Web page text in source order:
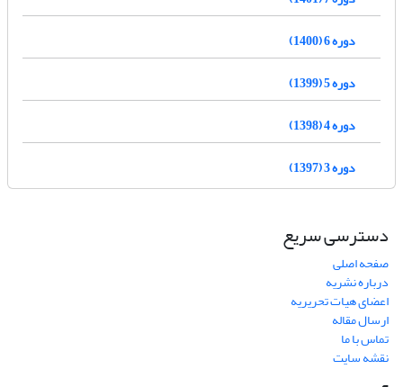
دوره 6 (1400)
دوره 5 (1399)
دوره 4 (1398)
دوره 3 (1397)
دسترسی سریع
صفحه اصلی
درباره نشریه
اعضای هیات تحریریه
ارسال مقاله
تماس با ما
نقشه سایت